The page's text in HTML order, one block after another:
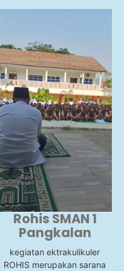
Rohis SMAN 1
Pangkalan
kegiatan ektrakulikuler
ROHIS merupakan sarana